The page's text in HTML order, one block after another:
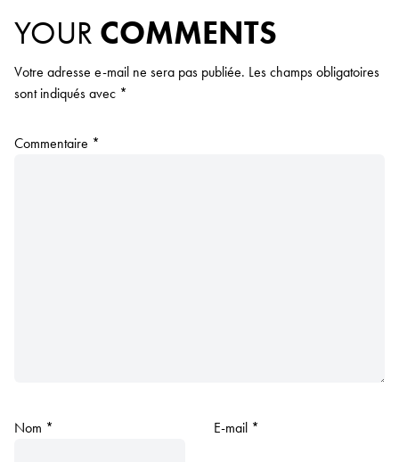
YOUR COMMENTS
Votre adresse e-mail ne sera pas publiée. Les champs obligatoires
sont indiqués avec *
Commentaire *
Nom * E-mail *